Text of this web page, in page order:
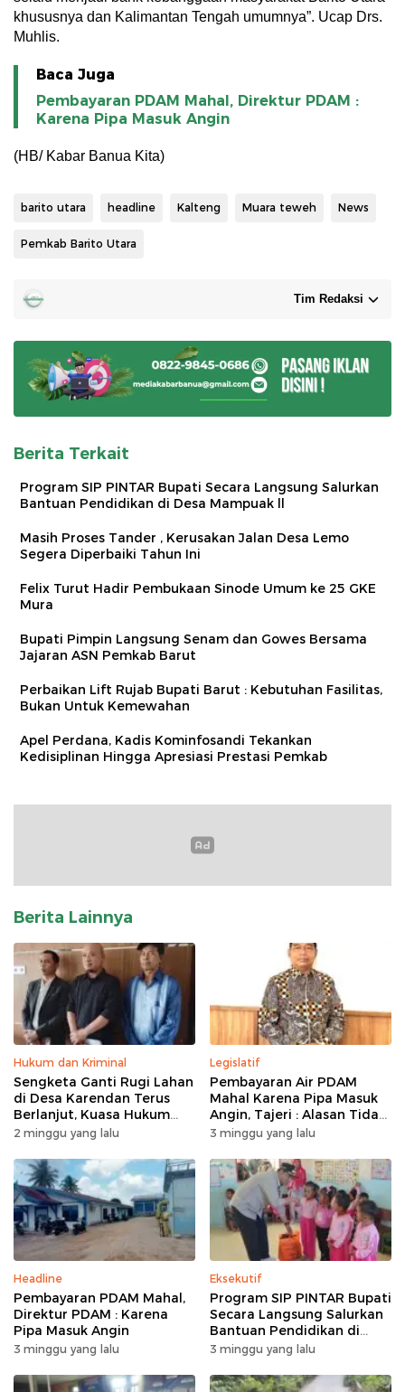
khususnya dan Kalimantan Tengah umumnya”. Ucap Drs.
Muhlis.
Baca Juga
Pembayaran PDAM Mahal, Direktur PDAM :
Karena Pipa Masuk Angin
(HB/ Kabar Banua Kita)
barito utara headline Kalteng Muara teweh News
Pemkab Barito Utara
Tim Redaksi
Berita Terkait
Program SIP PINTAR Bupati Secara Langsung Salurkan
Bantuan Pendidikan di Desa Mampuak ll
Masih Proses Tander , Kerusakan Jalan Desa Lemo
Segera Diperbaiki Tahun Ini
Felix Turut Hadir Pembukaan Sinode Umum ke 25 GKE
Mura
Bupati Pimpin Langsung Senam dan Gowes Bersama
Jajaran ASN Pemkab Barut
Perbaikan Lift Rujab Bupati Barut : Kebutuhan Fasilitas,
Bukan Untuk Kemewahan
Apel Perdana, Kadis Kominfosandi Tekankan
Kedisiplinan Hingga Apresiasi Prestasi Pemkab
Berita Lainnya
Hukum dan Kriminal
Sengketa Ganti Rugi Lahan
di Desa Karendan Terus
Berlanjut, Kuasa Hukum
Ajukan Kasasi
2 minggu yang lalu
Legislatif
Pembayaran Air PDAM
Mahal Karena Pipa Masuk
Angin, Tajeri : Alasan Tidak
Masuk Akal
3 minggu yang lalu
Headline
Pembayaran PDAM Mahal,
Direktur PDAM : Karena
Pipa Masuk Angin
3 minggu yang lalu
Eksekutif
Program SIP PINTAR Bupati
Secara Langsung Salurkan
Bantuan Pendidikan di
Desa Mampuak ll
3 minggu yang lalu